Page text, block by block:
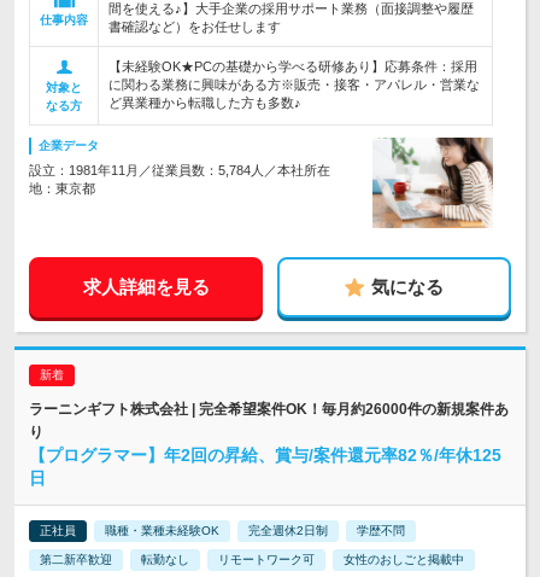
仕事内容
間を使える♪】大手企業の採用サポート業務（面接調整や履歴
書確認など）をお任せします
対象と
なる方
【未経験OK★PCの基礎から学べる研修あり】応募条件：採用
に関わる業務に興味がある方※販売・接客・アパレル・営業な
ど異業種から転職した方も多数♪
企業データ
設立：1981年11月／従業員数：5,784人／本社所在
地：東京都
求人詳細を見る 気になる
ラーニンギフト株式会社 | 完全希望案件OK！毎月約26000件の新規案件あ
り
【プログラマー】年2回の昇給、賞与/案件還元率82％/年休125
日
正社員 職種・業種未経験OK 完全週休2日制 学歴不問
第二新卒歓迎 転勤なし リモートワーク可 女性のおしごと掲載中